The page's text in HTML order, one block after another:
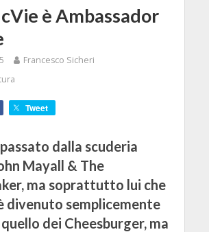
è Ambassador
Francesco Sicheri
Tweet
dalla scuderia
Mayall & The
ma soprattutto lui che
divenuto semplicemente
dei Cheesburger, ma